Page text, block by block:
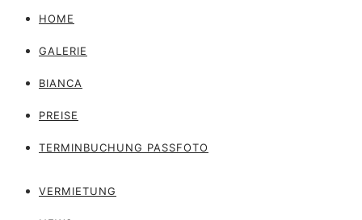
HOME
GALERIE
BIANCA
PREISE
TERMINBUCHUNG PASSFOTO
VERMIETUNG